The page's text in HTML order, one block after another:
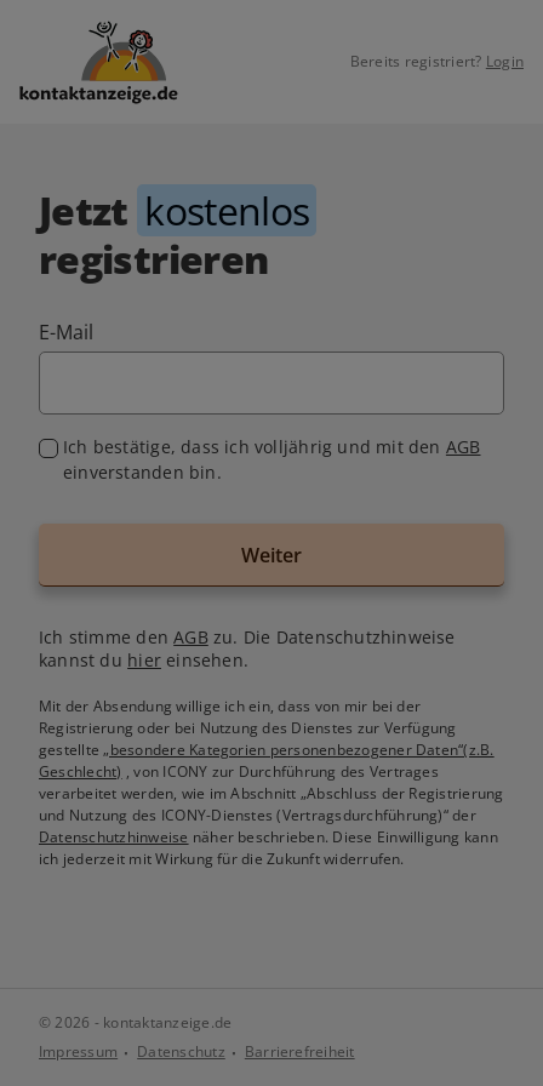
Bereits registriert? Login
Jetzt kostenlos
registrieren
E-Mail
Ich bestätige, dass ich volljährig und mit den AGB
einverstanden bin.
Weiter
Ich stimme denAGB zu. Die Datenschutzhinweise
kannst du hiereinsehen.
Mit der Absendung willige ich ein, dass von mir bei der
Registrierung oder bei Nutzung des Dienstes zur Verfügung
gestellte„besondere Kategorien personenbezogener Daten“(z.B.
Geschlecht) , von ICONY zur Durchführung des Vertrages
verarbeitet werden, wie im Abschnitt „Abschluss der Registrierung
und Nutzung des ICONY-Dienstes (Vertragsdurchführung)“ der
Datenschutzhinweise näher beschrieben. Diese Einwilligung kann
ich jederzeit mit Wirkung für die Zukunft widerrufen.
© 2026 - kontaktanzeige.de
Impressum
Datenschutz Barrierefreiheit